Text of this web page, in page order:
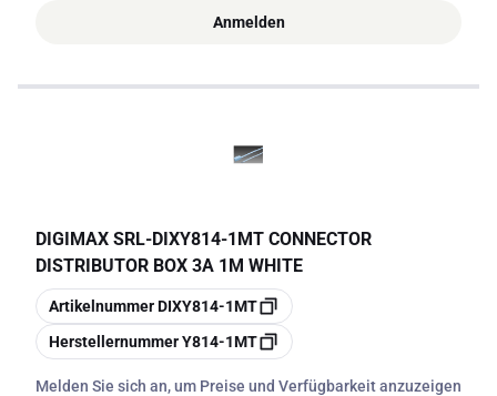
Anmelden
DIGIMAX SRL-DIXY814-1MT CONNECTOR
DISTRIBUTOR BOX 3A 1M WHITE
Kopieren
ArtikelnummerDIXY814-1MT
Kopieren
HerstellernummerY814-1MT
Melden Sie sich an, um Preise und Verfügbarkeit anzuzeigen